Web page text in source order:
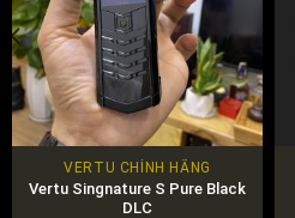
VERTU CHÍNH HÃNG
Vertu Singnature S Pure Black
DLC